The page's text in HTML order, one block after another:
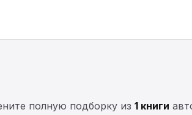
полную подборку из 1 книги